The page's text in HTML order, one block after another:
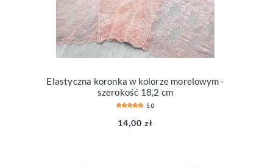
Elastyczna koronka w kolorze morelowym -
szerokość 18,2 cm
5.0
14,00 zł